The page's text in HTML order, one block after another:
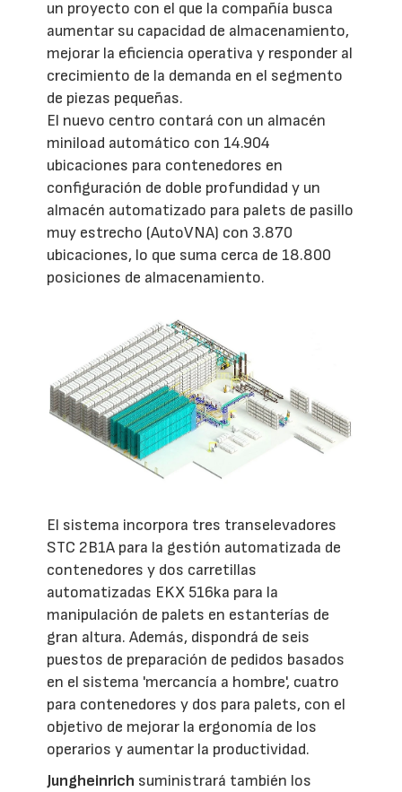
un proyecto con el que la compañía busca
aumentar su capacidad de almacenamiento,
mejorar la eficiencia operativa y responder al
crecimiento de la demanda en el segmento
de piezas pequeñas.
El nuevo centro contará con un almacén
miniload automático con 14.904
ubicaciones para contenedores en
configuración de doble profundidad y un
almacén automatizado para palets de pasillo
muy estrecho (AutoVNA) con 3.870
ubicaciones, lo que suma cerca de 18.800
posiciones de almacenamiento.
El sistema incorpora tres transelevadores
STC 2B1A para la gestión automatizada de
contenedores y dos carretillas
automatizadas EKX 516ka para la
manipulación de palets en estanterías de
gran altura. Además, dispondrá de seis
puestos de preparación de pedidos basados
en el sistema 'mercancía a hombre', cuatro
para contenedores y dos para palets, con el
objetivo de mejorar la ergonomía de los
operarios y aumentar la productividad.
Jungheinrich suministrará también los